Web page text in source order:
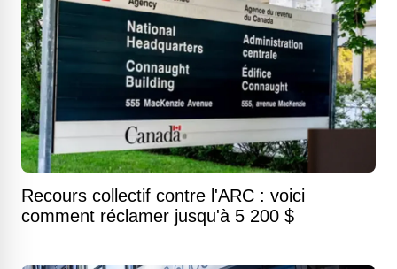
Recours collectif contre l'ARC : voici
comment réclamer jusqu'à 5 200 $